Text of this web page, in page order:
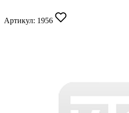
Артикул: 1956